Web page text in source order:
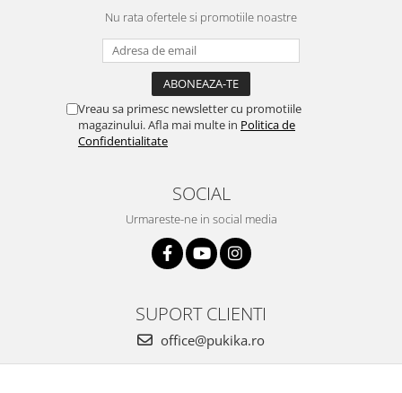
Nu rata ofertele si promotiile noastre
Vreau sa primesc newsletter cu promotiile
magazinului. Afla mai multe in Politica de
Confidentialitate
SOCIAL
Urmareste-ne in social media
SUPORT CLIENTI
office@pukika.ro